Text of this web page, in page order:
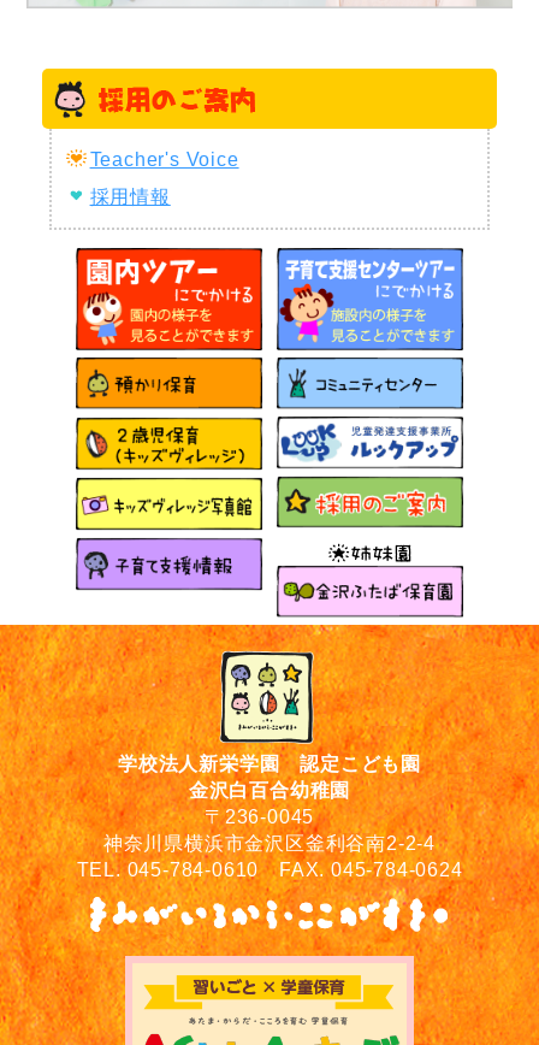
Teacher's Voice
採用情報
学校法人新栄学園 認定こども園
金沢白百合幼稚園
〒236-0045
神奈川県横浜市金沢区釜利谷南2-2-4
TEL. 045-784-0610 FAX. 045-784-0624